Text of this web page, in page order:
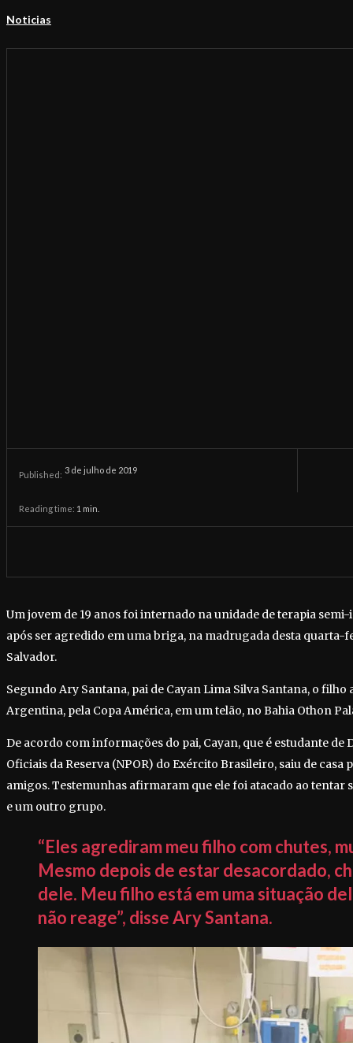
Noticias
Published: 3 de julho de 2019
Reading time: 1 min.
Um jovem de 19 anos foi internado na unidade de terapia
após ser agredido em uma briga, na madrugada desta quarta-
Salvador.
Segundo Ary Santana, pai de Cayan Lima Silva Santana, o filho
Argentina, pela Copa América, em um telão, no Bahia Othon
De acordo com informações do pai, Cayan, que é estudante
Oficiais da Reserva (NPOR) do Exército Brasileiro, saiu de
amigos. Testemunhas afirmaram que ele foi atacado ao tentar
e um outro grupo.
“Eles agrediram meu filho com chutes,
Mesmo depois de estar desacordado,
dele. Meu filho está em uma situação
não reage”, disse Ary Santana.